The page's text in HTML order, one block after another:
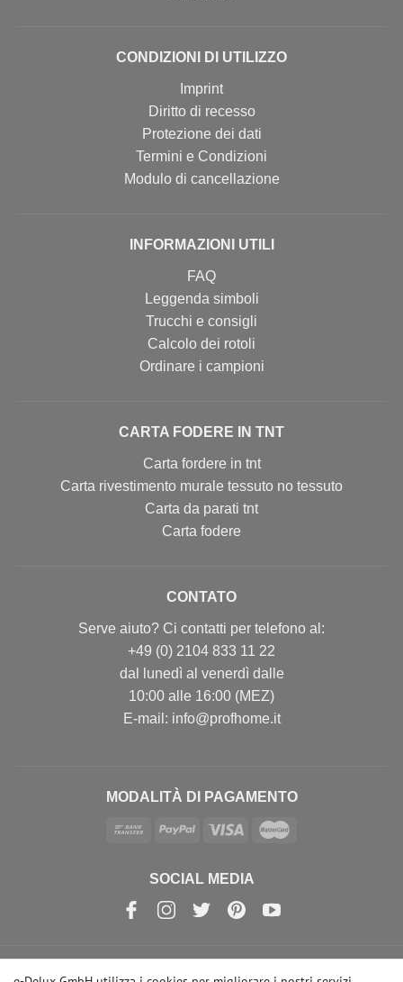
CONDIZIONI DI UTILIZZO
Imprint
Diritto di recesso
Protezione dei dati
Termini e Condizioni
Modulo di cancellazione
INFORMAZIONI UTILI
FAQ
Leggenda simboli
Trucchi e consigli
Calcolo dei rotoli
Ordinare i campioni
CARTA FODERE IN TNT
Carta fordere in tnt
Carta rivestimento murale tessuto no tessuto
Carta da parati tnt
Carta fodere
CONTATO
Serve aiuto? Ci contatti per telefono al:
+49 (0) 2104 833 11 22
dal lunedì al venerdì dalle
10:00 alle 16:00 (MEZ)
E-mail: info@profhome.it
MODALITÀ DI PAGAMENTO
SOCIAL MEDIA